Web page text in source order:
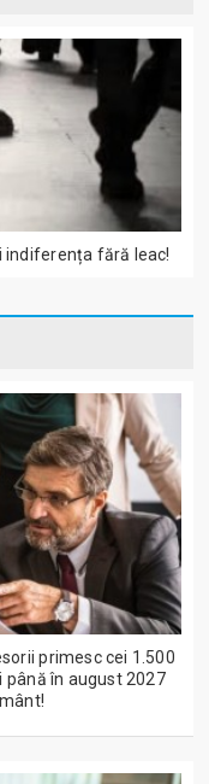
indiferența fără leac!
primesc cei 1.500
până în august 2027